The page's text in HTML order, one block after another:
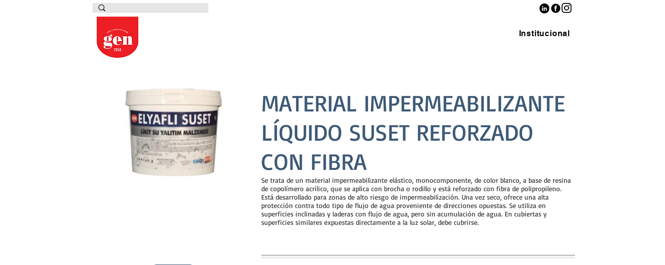
Institucional
MATERIAL IMPERMEABILIZANTE
LÍQUIDO SUSET REFORZADO
CON FIBRA
Se trata de un material impermeabilizante elástico, monocomponente, de color blanco, a base de resina
de copolímero acrílico, que se aplica con brocha o rodillo y está reforzado con fibra de polipropileno.
Está desarrollado para zonas de alto riesgo de impermeabilización. Una vez seco, ofrece una alta
protección contra todo tipo de flujo de agua proveniente de direcciones opuestas. Se utiliza en
superficies inclinadas y laderas con flujo de agua, pero sin acumulación de agua. En cubiertas y
superficies similares expuestas directamente a la luz solar, debe cubrirse.